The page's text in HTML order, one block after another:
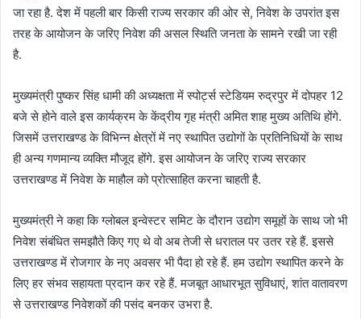
जा रहा है. देश में पहली बार किसी राज्य सरकार की ओर से, निवेश के उपरांत इस
तरह के आयोजन के जरिए निवेश की असल स्थिति जनता के सामने रखी जा रही
है.
मुख्यमंत्री पुष्कर सिंह धामी की अध्यक्षता में स्पोर्ट्स स्टेडियम रुद्रपुर में दोपहर 12
बजे से होने वाले इस कार्यक्रम के केंद्रीय गृह मंत्री अमित शाह मुख्य अतिथि होंगे.
जिसमें उत्तराखण्ड के विभिन्न क्षेत्रों में नए स्थापित उद्योगों के प्रतिनिधियों के साथ
ही अन्य गणमान्य व्यक्ति मौजूद होंगे. इस आयोजन के जरिए राज्य सरकार
उत्तराखण्ड में निवेश के माहौल को प्रोत्साहित करना चाहती है.
मुख्यमंत्री ने कहा कि ग्लोबल इन्वेस्टर समिट के दौरान उद्योग समूहों के साथ जो भी
निवेश संबंधित समझौते किए गए थे वो अब तेजी से धरातल पर उतर रहे हैं. इससे
उत्तराखण्ड में रोजगार के नए अवसर भी पैदा हो रहे हैं. हम उद्योग स्थापित करने के
लिए हर संभव सहायता प्रदान कर रहे हैं. मजबूत आधारभूत सुविधाएं, शांत वातावरण
से उत्तराखण्ड निवेशकों की पसंद बनकर उभरा है.